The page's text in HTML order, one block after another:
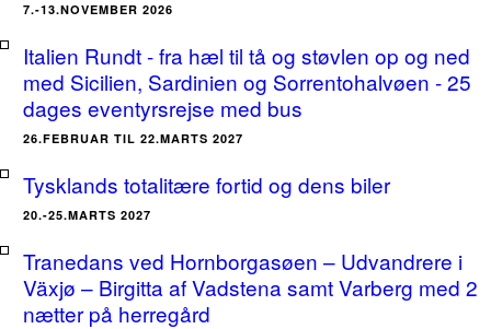
7.-13.NOVEMBER 2026
Italien Rundt - fra hæl til tå og støvlen op og ned
med Sicilien, Sardinien og Sorrentohalvøen - 25
dages eventyrsrejse med bus
26.FEBRUAR TIL 22.MARTS 2027
Tysklands totalitære fortid og dens biler
20.-25.MARTS 2027
Tranedans ved Hornborgasøen – Udvandrere i
Växjø – Birgitta af Vadstena samt Varberg med 2
nætter på herregård